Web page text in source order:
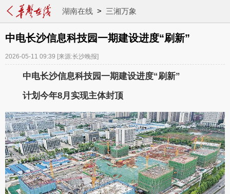
湖南在线> 三湘万象
中电长沙信息科技园一期建设进度“刷新”
2026-05-11 09:39 [来源:长沙晚报]
中电长沙信息科技园一期建设进度“刷新”
计划今年8月实现主体封顶